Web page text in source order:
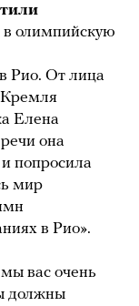
олимпийскую
Рио. От лица
Кремля
Елена
она
попросила
мир
в Рио».
вас очень
должны